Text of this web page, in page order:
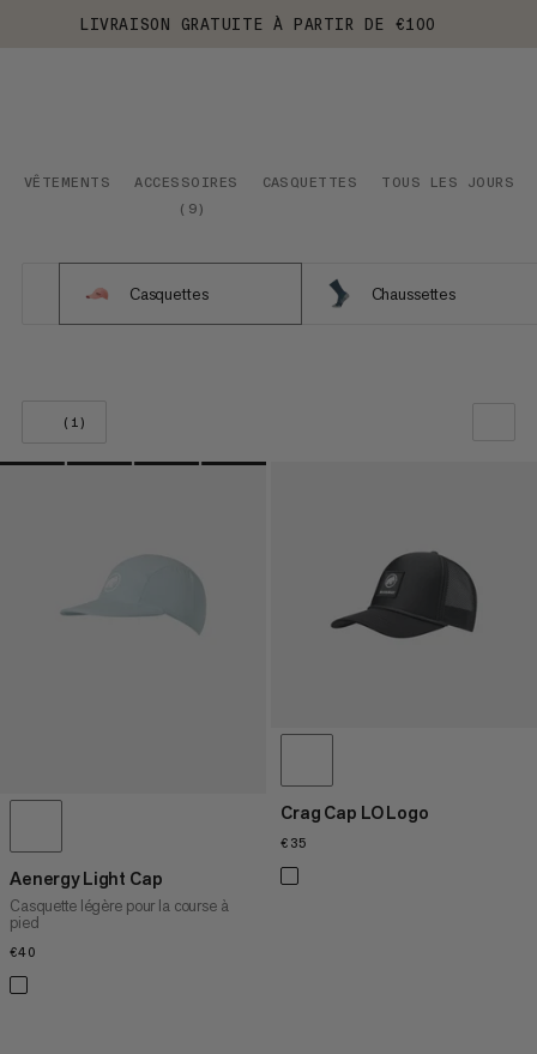
LIVRAISON GRATUITE À PARTIR DE €100
VÊTEMENTS ACCESSOIRES CASQUETTES
TOUS LES JOURS
( 9)
Casquettes Chaussettes
(1)
PRIX DÉCROISSANT
NOUVEAUTÉS
Aenergy Light Cap
Casquette légère pour la course à
pied
€40
Crag Cap LO Logo
€35